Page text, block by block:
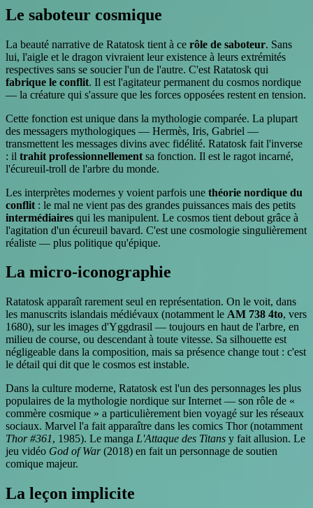
Le saboteur cosmique
La beauté narrative de Ratatosk tient à ce rôle de saboteur. Sans
lui, l'aigle et le dragon vivraient leur existence à leurs extrémités
respectives sans se soucier l'un de l'autre. C'est Ratatosk qui
fabrique le conflit. Il est l'agitateur permanent du cosmos nordique
— la créature qui s'assure que les forces opposées restent en tension.
Cette fonction est unique dans la mythologie comparée. La plupart
des messagers mythologiques — Hermès, Iris, Gabriel —
transmettent les messages divins avec fidélité. Ratatosk fait l'inverse
: il trahit professionnellement sa fonction. Il est le ragot incarné,
l'écureuil-troll de l'arbre du monde.
Les interprètes modernes y voient parfois une théorie nordique du
conflit : le mal ne vient pas des grandes puissances mais des petits
intermédiaires qui les manipulent. Le cosmos tient debout grâce à
l'agitation d'un écureuil bavard. C'est une cosmologie singulièrement
réaliste — plus politique qu'épique.
La micro-iconographie
Ratatosk apparaît rarement seul en représentation. On le voit, dans
les manuscrits islandais médiévaux (notamment le AM 738 4to, vers
1680), sur les images d'Yggdrasil — toujours en haut de l'arbre, en
milieu de course, ou descendant à toute vitesse. Sa silhouette est
négligeable dans la composition, mais sa présence change tout : c'est
le détail qui dit que le cosmos est instable.
Dans la culture moderne, Ratatosk est l'un des personnages les plus
populaires de la mythologie nordique sur Internet — son rôle de «
commère cosmique » a particulièrement bien voyagé sur les réseaux
sociaux. Marvel l'a fait apparaître dans les comics Thor (notamment
Thor #361, 1985). Le manga L'Attaque des Titans y fait allusion. Le
jeu vidéo God of War(2018) en fait un personnage de soutien
comique majeur.
La leçon implicite